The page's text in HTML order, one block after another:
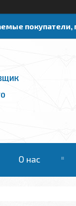
О нас